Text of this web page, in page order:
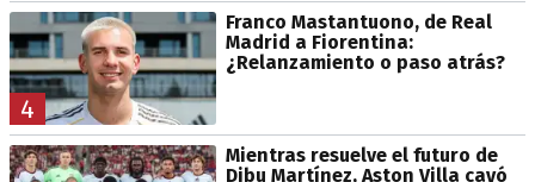
4
Franco Mastantuono, de Real
Madrid a Fiorentina:
¿Relanzamiento o paso atrás?
Mientras resuelve el futuro de
Dibu Martínez, Aston Villa cayó